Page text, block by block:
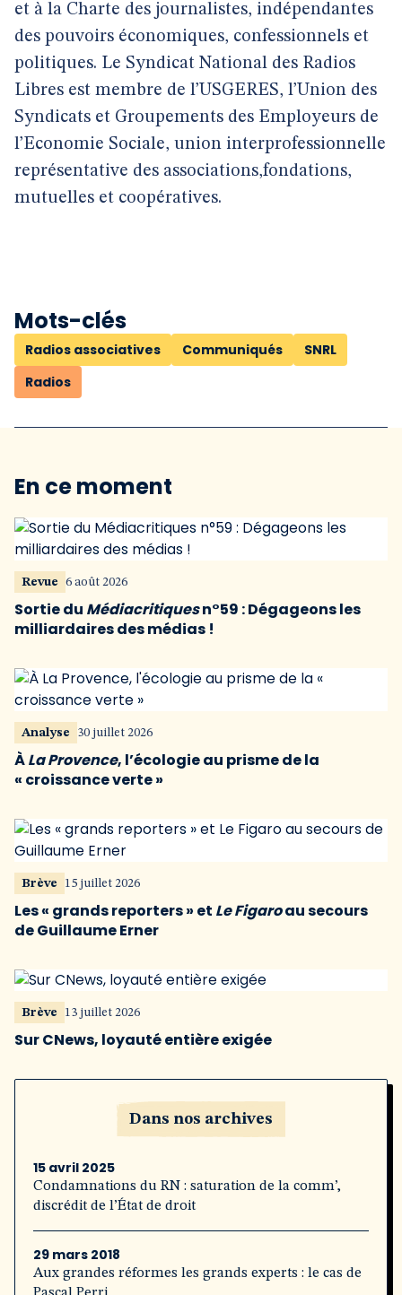
et à la Charte des journalistes, indépendantes
des pouvoirs économiques, confessionnels et
politiques. Le Syndicat National des Radios
Libres est membre de l’USGERES, l’Union des
Syndicats et Groupements des Employeurs de
l’Economie Sociale, union interprofessionnelle
représentative des associations,fondations,
mutuelles et coopératives.
Mots-clés
Radios associatives Communiqués
SNRL
Radios
En ce moment
Revue 6 août 2026
Sortie du Médiacritiquesn°59 : Dégageons les
milliardaires des médias !
Analyse 30 juillet 2026
ÀLa Provence, l’écologie au prisme de la
« croissance verte »
Brève 15 juillet 2026
Les « grands reporters » et Le Figaroau secours
de Guillaume Erner
Brève 13 juillet 2026
Sur CNews, loyauté entière exigée
Dans nos archives
15 avril 2025
Condamnations du RN : saturation de la comm’,
discrédit de l’État de droit
29 mars 2018
Aux grandes réformes les grands experts : le cas de